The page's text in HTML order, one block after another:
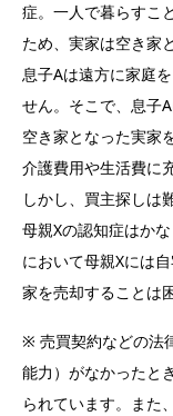
症。一人で暮らすこ
ため、実家は空き家
息子Aは遠方に家庭
せん。そこで、息子
空き家となった実家
介護費用や生活費に
しかし、買主探しは
母親Xの認知症はか
において母親Xには
家を売却することは
※ 売買契約などの法
能力）がなかったと
られています。また